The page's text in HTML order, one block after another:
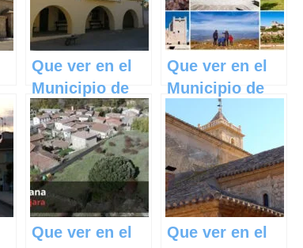
Mancha
Que ver en el
Municipio de
Castillejo de
Iniesta en
Castilla La
Mancha
Que ver en el
Municipio de
La Frontera en
Castilla La
Mancha
Que ver en el
Que ver en el